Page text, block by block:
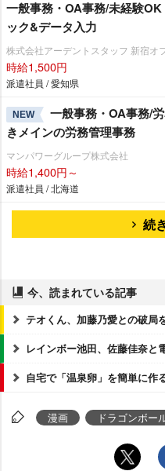
一般事務・OA事務/未経験
ック&データ入力
株式会社アーデントスタッフ 新宿オ
時給1,500円
派遣社員 / 愛知県
NEW
一般事務・OA事務/
きメインの労務管理事務
マンパワーグループ株式会社
時給1,400円～
派遣社員 / 北海道
続
今、読まれている記事
テオくん、加藤乃愛との破局
レインボー池田、佐藤佳奈と
自宅で「温泉卵」を簡単に作
漫画 ドラゴンボー